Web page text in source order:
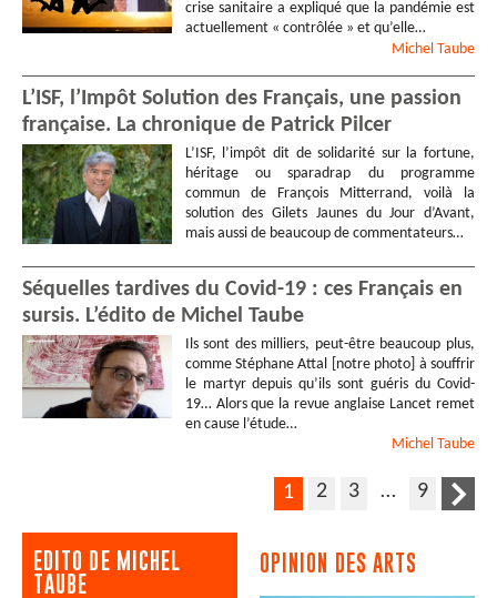
crise sanitaire a expliqué que la pandémie est
actuellement « contrôlée » et qu’elle…
Michel Taube
L’ISF, l’Impôt Solution des Français, une passion
française. La chronique de Patrick Pilcer
L’ISF, l’impôt dit de solidarité sur la fortune,
héritage ou sparadrap du programme
commun de François Mitterrand, voilà la
solution des Gilets Jaunes du Jour d’Avant,
mais aussi de beaucoup de commentateurs…
Séquelles tardives du Covid-19 : ces Français en
sursis. L’édito de Michel Taube
Ils sont des milliers, peut-être beaucoup plus,
comme Stéphane Attal [notre photo] à souffrir
le martyr depuis qu’ils sont guéris du Covid-
19… Alors que la revue anglaise Lancet remet
en cause l’étude…
Michel Taube
1 2 3 … 9
EDITO DE MICHEL
TAUBE
OPINION DES ARTS